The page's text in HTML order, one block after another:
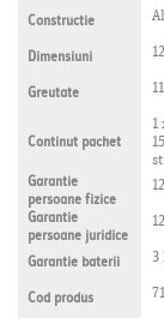
Constructie
Dimensiuni
Greutate
Continut pachet
Garantie
persoane fizice
Garantie
persoane juridice
Garantie baterii
Cod produs